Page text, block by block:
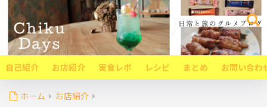
自己紹介 お店紹介 実食レポ レシピ まとめ お問い合わ
ホーム お店紹介